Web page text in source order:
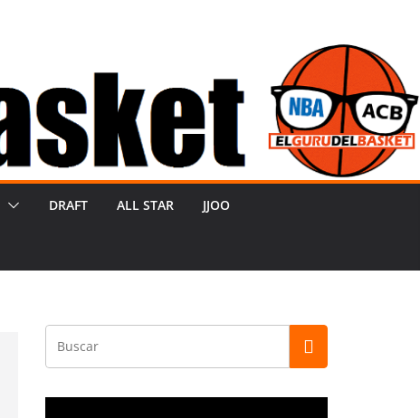
DRAFT ALL STAR JJOO